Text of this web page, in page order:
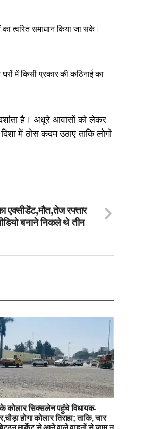
त्वरित समाधान किया जा सके।
में किसी प्रकार की कठिनाई का
है। अधूरे आवासों को लेकर
में ठोस कदम उठाए ताकि लोगों
एक्सीडेंट,मौत,तेज रफ्तार
बनाने निकले थे तीन
कोलार सिक्सलेन पहुंचे विधायक-
होगा कोलार तिराहा; ताकि, चार